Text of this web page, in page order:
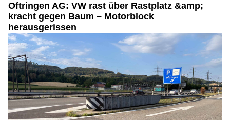
Oftringen AG: VW rast über Rastplatz &amp;
kracht gegen Baum – Motorblock
herausgerissen